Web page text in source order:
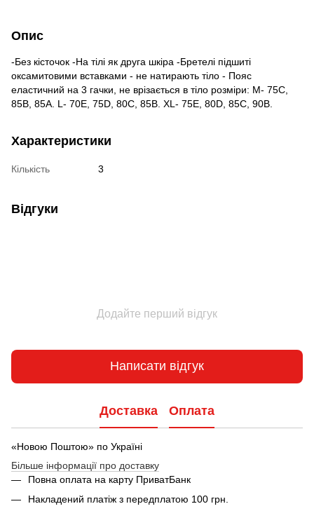
Опис
-Без кісточок -На тілі як друга шкіра -Бретелі підшиті
оксамитовими вставками - не натирають тіло - Пояс
еластичний на 3 гачки, не врізається в тіло розміри: M- 75С,
85В, 85А. L- 70Е, 75D, 80C, 85B. XL- 75E, 80D, 85C, 90B.
Характеристики
Кількість 3
Відгуки
Додайте перший відгук
Написати відгук
Доставка Оплата
«Новою Поштою» по Україні
Більше інформації про доставку
Повна оплата на карту ПриватБанк
Накладений платіж з передплатою 100 грн.